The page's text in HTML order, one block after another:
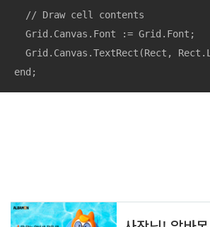
  // Draw cell contents
  Grid.Canvas.Font := Grid.Font;
Grid.Canvas.TextRect(Rect,
end;